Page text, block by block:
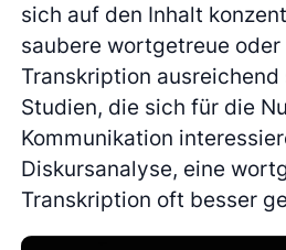
sich auf den Inhalt
saubere wortgetreue
Transkription
Studien, die sich für die
Kommunikation
Diskursanalyse, eine
Transkription oft besser